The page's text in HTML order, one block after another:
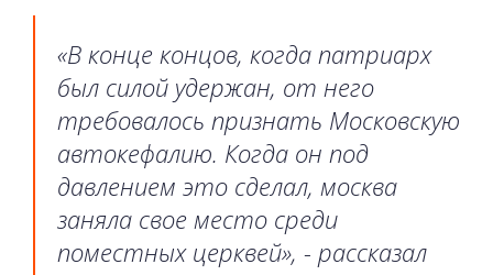
«В конце концов, когда патриарх
был силой удержан, от него
требовалось признать Московскую
автокефалию. Когда он под
давлением это сделал, москва
заняла свое место среди
поместных церквей», - рассказал